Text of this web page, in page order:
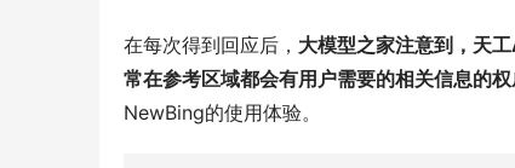
在每次得到回应后， 大模型之家注意到，天
常在参考区域都会有用户需要的相关信息的权
NewBing的使用体验。